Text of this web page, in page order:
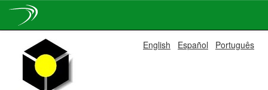
navigation
English Español Português